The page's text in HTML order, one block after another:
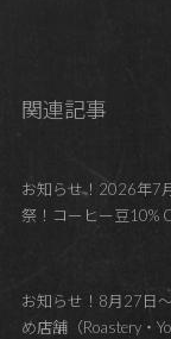
関連記事
お知らせ！2026年7
祭！コーヒー豆10%
お知らせ！8月27日
め店舗（Roastery・